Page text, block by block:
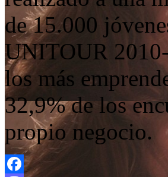
de 15.000
UNITOUR
los más
32,9% de los
propio negocio.